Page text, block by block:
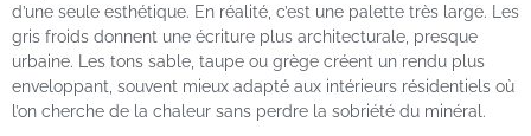
d’une seule esthétique. En réalité, c’est une palette très large. Les
gris froids donnent une écriture plus architecturale, presque
urbaine. Les tons sable, taupe ou grège créent un rendu plus
enveloppant, souvent mieux adapté aux intérieurs résidentiels où
l’on cherche de la chaleur sans perdre la sobriété du minéral.